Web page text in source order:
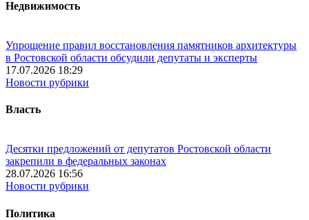
Недвижимость
Упрощение правил восстановления памятников архитектуры
в Ростовской области обсудили депутаты и эксперты
17.07.2026 18:29
Новости рубрики
Власть
Десятки предложений от депутатов Ростовской области
закрепили в федеральных законах
28.07.2026 16:56
Новости рубрики
Политика